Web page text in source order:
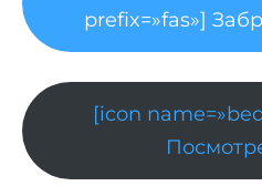
prefix=»fas»]
[icon